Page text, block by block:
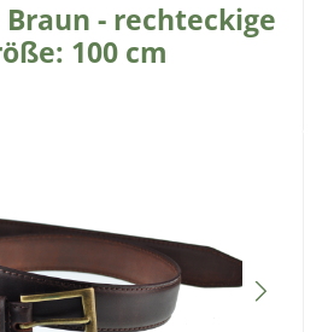
- rechteckige
100 cm